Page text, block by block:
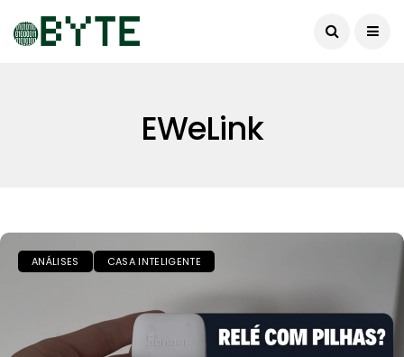
EWeLink
ANÁLISES CASA INTELIGENTE